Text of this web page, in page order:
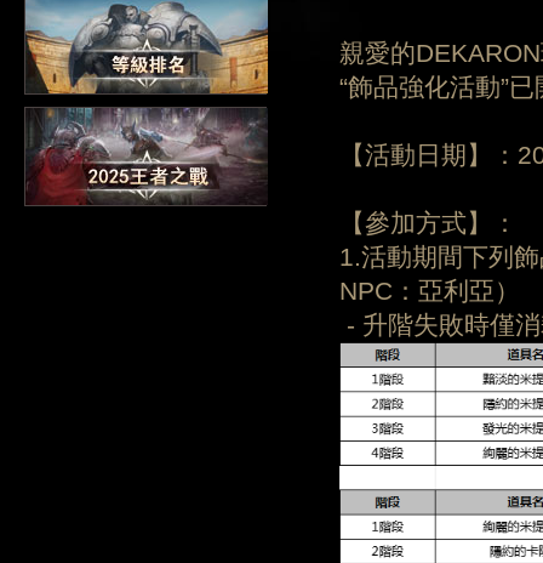
親愛的
“飾品強化活動”
【活動日期】：
【參加方式】：
1.活動期間下列
NPC：亞利亞）
- 升階失敗時僅